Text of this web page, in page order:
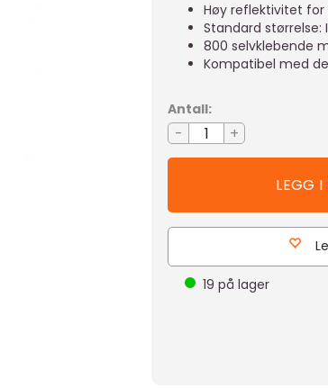
Høy reflektivitet for
Standard størrelse:
800 selvklebende
Kompatibel med
Antall:
- +
19 på lager